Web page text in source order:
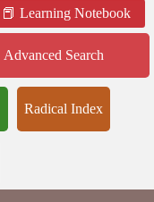
Learning Notebook
Advanced Search
Radical Index